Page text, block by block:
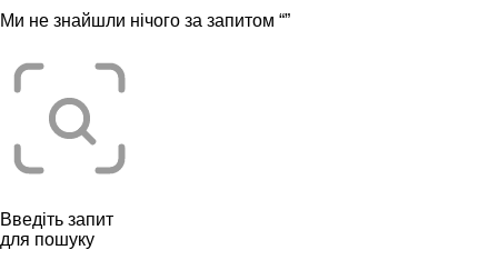
Ми не знайшли нічого за запитом “”
Введіть запит
для пошуку